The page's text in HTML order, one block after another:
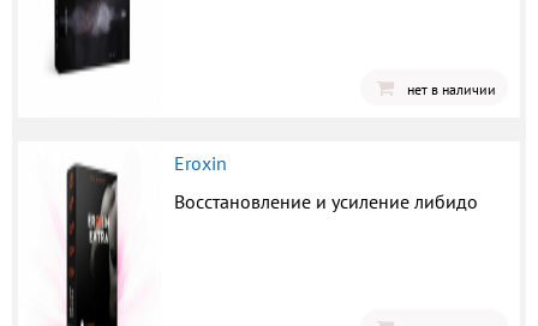
нет в наличии
Eroxin
Восстановление и усиление либидо